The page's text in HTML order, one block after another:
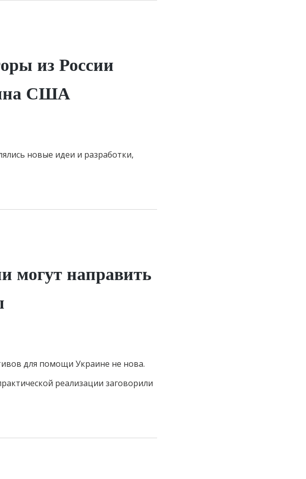
из России
США
новые идеи и разработки,
могут направить
для помощи Украине не нова.
реализации заговорили